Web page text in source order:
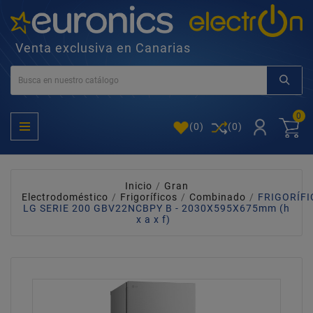
Venta exclusiva en Canarias
(0) (0)
0
Inicio
Gran
Electrodoméstico
Frigoríficos Combinado
LG SERIE 200 GBV22NCBPY B - 2030X595X675mm (h
x a x f)